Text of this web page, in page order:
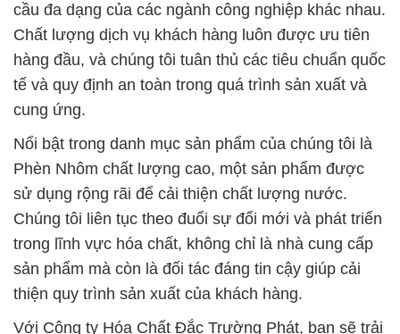
cầu đa dạng của các ngành công nghiệp khác nhau.
Chất lượng dịch vụ khách hàng luôn được ưu tiên
hàng đầu, và chúng tôi tuân thủ các tiêu chuẩn quốc
tế và quy định an toàn trong quá trình sản xuất và
cung ứng.
Nổi bật trong danh mục sản phẩm của chúng tôi là
Phèn Nhôm chất lượng cao, một sản phẩm được
sử dụng rộng rãi để cải thiện chất lượng nước.
Chúng tôi liên tục theo đuổi sự đổi mới và phát triển
trong lĩnh vực hóa chất, không chỉ là nhà cung cấp
sản phẩm mà còn là đối tác đáng tin cậy giúp cải
thiện quy trình sản xuất của khách hàng.
Với Công ty Hóa Chất Đắc Trường Phát, bạn sẽ trải